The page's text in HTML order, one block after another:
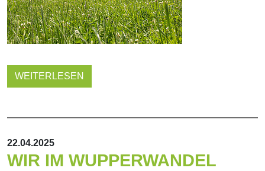
WEITERLESEN
22.04.2025
WIR IM WUPPERWANDEL